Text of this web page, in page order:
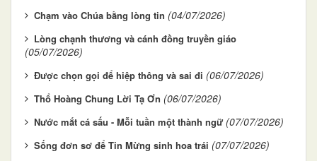
Chạm vào Chúa bằng lòng tin (04/07/2026)
Lòng chạnh thương và cánh đồng truyền giáo
(05/07/2026)
Được chọn gọi để hiệp thông và sai đi (06/07/2026)
Thổ Hoàng Chung Lời Tạ Ơn (06/07/2026)
Nước mắt cá sấu - Mỗi tuần một thành ngữ (07/07/2026)
Sống đơn sơ để Tin Mừng sinh hoa trái (07/07/2026)